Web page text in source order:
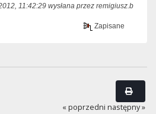
11:42:29 wysłana przez remigiusz.b
Zapisane
« poprzedni następny »